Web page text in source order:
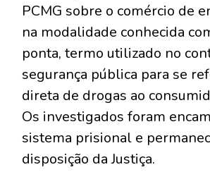
PCMG sobre o comércio de
na modalidade conhecida
ponta, termo utilizado no
segurança pública para se
direta de drogas ao
Os investigados foram
sistema prisional e
disposição da Justiça.